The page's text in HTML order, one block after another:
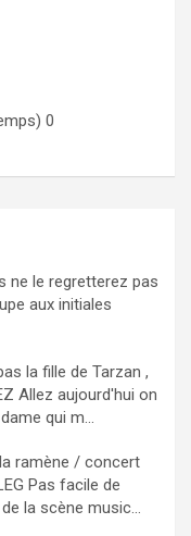
0
ne le regretterez pas
aux initiales
la fille de Tarzan ,
Allez aujourd'hui on
qui m...
ramène / concert
Pas facile de
la scène music...